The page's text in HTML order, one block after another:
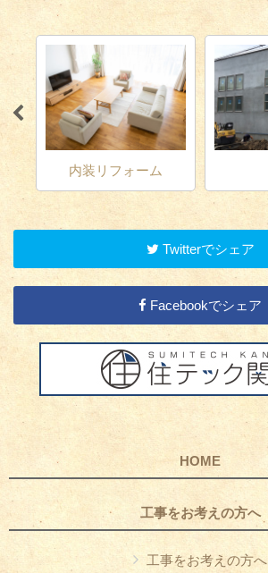
内装リフォーム
Twitterでシェア
Facebookでシェア
HOME
工事をお考えの方へ
工事をお考えの方へ